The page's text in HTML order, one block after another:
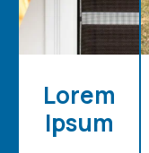
Lorem
Ipsum